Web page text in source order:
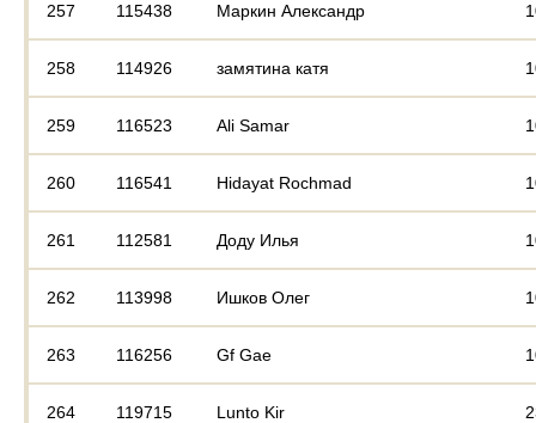
257 115438 Маркин Александр
258 114926 замятина катя
259 116523 Ali Samar
260 116541 Hidayat Rochmad
261 112581 Доду Илья
262 113998 Ишков Олег
263 116256 Gf Gae
264 119715 Lunto Kir